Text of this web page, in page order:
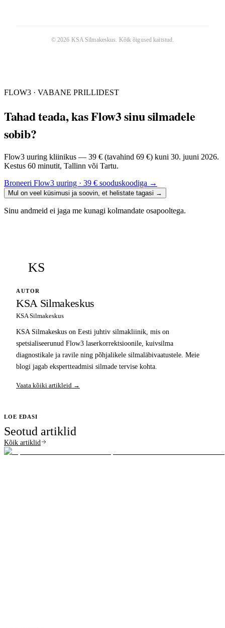
© 2026 KSA Silmakeskus. Kõik õigused kaitstud.
FLOW3 · VABANE PRILLIDEST
Tahad teada, kas Flow3 sinu silmadele
sobib?
Flow3 uuring kliinikus — 39 € (tavahind 69 €) kuni 30. juuni 2026.
Kestus 60 minutit, Tallinn või Tartu.
Broneeri Flow3 uuring · 39 € sooduskoodiga →
Mul on veel küsimusi ja soovin, et helistate tagasi →
Sinu andmeid ei jaga me kunagi kolmandate osapooltega.
KS
AUTOR
KSA Silmakeskus
KSA Silmakeskus
KSA Silmakeskus on Eesti juhtiv silmakliinik, mis on
spetsialiseerunud Flow3 laserkorrektsioonile, kuivsilma
diagnostikale ja ravile ning põhjalikele silmaläbivaatustele. Meie
blogi jagab ekspertteadmisi silmade tervise kohta.
Vaata kõiki artikleid →
LOE EDASI
Seotud artiklid
Kõik artiklid